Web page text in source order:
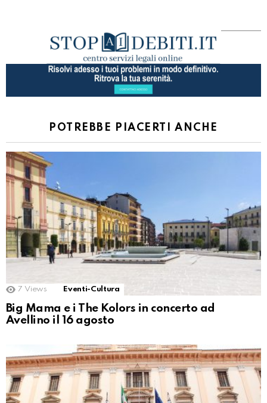
POTREBBE PIACERTI ANCHE
7 Views Eventi-Cultura
Big Mama e i The Kolors in concerto ad
Avellino il 16 agosto